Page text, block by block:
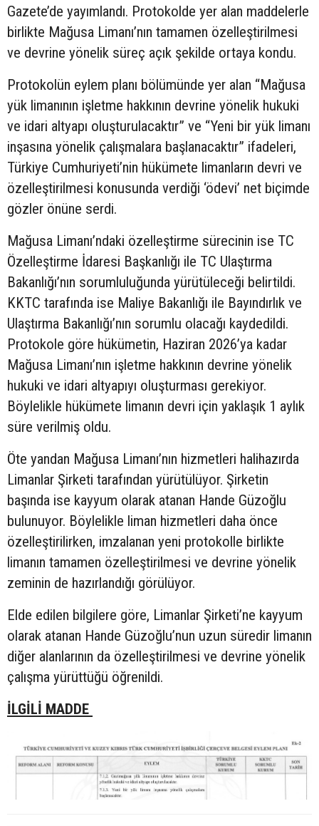
Gazete’de yayımlandı. Protokolde yer alan maddelerle
birlikte Mağusa Limanı’nın tamamen özelleştirilmesi
ve devrine yönelik süreç açık şekilde ortaya kondu.
Protokolün eylem planı bölümünde yer alan “Mağusa
yük limanının işletme hakkının devrine yönelik hukuki
ve idari altyapı oluşturulacaktır” ve “Yeni bir yük limanı
inşasına yönelik çalışmalara başlanacaktır” ifadeleri,
Türkiye Cumhuriyeti’nin hükümete limanların devri ve
özelleştirilmesi konusunda verdiği ‘ödevi’ net biçimde
gözler önüne serdi.
Mağusa Limanı’ndaki özelleştirme sürecinin ise TC
Özelleştirme İdaresi Başkanlığı ile TC Ulaştırma
Bakanlığı’nın sorumluluğunda yürütüleceği belirtildi.
KKTC tarafında ise Maliye Bakanlığı ile Bayındırlık ve
Ulaştırma Bakanlığı’nın sorumlu olacağı kaydedildi.
Protokole göre hükümetin, Haziran 2026’ya kadar
Mağusa Limanı’nın işletme hakkının devrine yönelik
hukuki ve idari altyapıyı oluşturması gerekiyor.
Böylelikle hükümete limanın devri için yaklaşık 1 aylık
süre verilmiş oldu.
Öte yandan Mağusa Limanı’nın hizmetleri halihazırda
Limanlar Şirketi tarafından yürütülüyor. Şirketin
başında ise kayyum olarak atanan Hande Güzoğlu
bulunuyor. Böylelikle liman hizmetleri daha önce
özelleştirilirken, imzalanan yeni protokolle birlikte
limanın tamamen özelleştirilmesi ve devrine yönelik
zeminin de hazırlandığı görülüyor.
Elde edilen bilgilere göre, Limanlar Şirketi’ne kayyum
olarak atanan Hande Güzoğlu’nun uzun süredir limanın
diğer alanlarının da özelleştirilmesi ve devrine yönelik
çalışma yürüttüğü öğrenildi.
İLGİLİ MADDE